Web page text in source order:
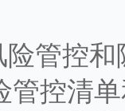
管控
管控清